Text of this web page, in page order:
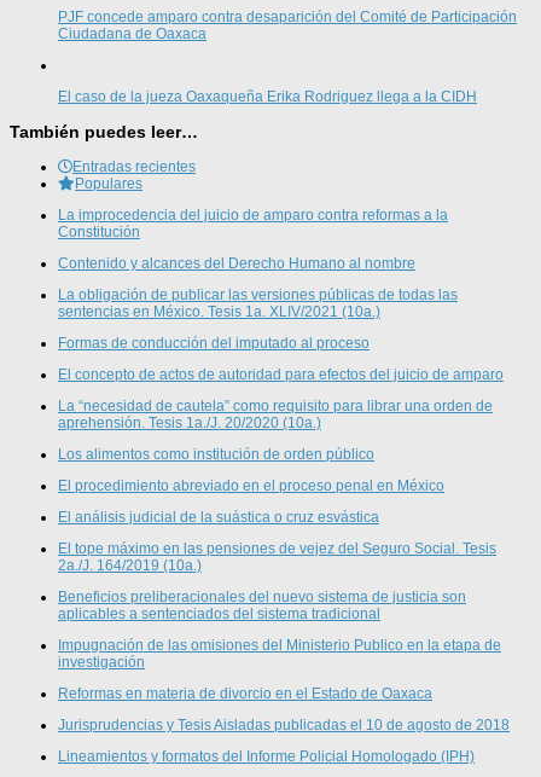
PJF concede amparo contra desaparición del Comité de Participación
Ciudadana de Oaxaca
El caso de la jueza Oaxaqueña Erika Rodriguez llega a la CIDH
También puedes leer…
Entradas recientes
Populares
La improcedencia del juicio de amparo contra reformas a la
Constitución
Contenido y alcances del Derecho Humano al nombre
La obligación de publicar las versiones públicas de todas las
sentencias en México. Tesis 1a. XLIV/2021 (10a.)
Formas de conducción del imputado al proceso
El concepto de actos de autoridad para efectos del juicio de amparo
La “necesidad de cautela” como requisito para librar una orden de
aprehensión. Tesis 1a./J. 20/2020 (10a.)
Los alimentos como institución de orden público
El procedimiento abreviado en el proceso penal en México
El análisis judicial de la suástica o cruz esvástica
El tope máximo en las pensiones de vejez del Seguro Social. Tesis
2a./J. 164/2019 (10a.)
Beneficios preliberacionales del nuevo sistema de justicia son
aplicables a sentenciados del sistema tradicional
Impugnación de las omisiones del Ministerio Publico en la etapa de
investigación
Reformas en materia de divorcio en el Estado de Oaxaca
Jurisprudencias y Tesis Aisladas publicadas el 10 de agosto de 2018
Lineamientos y formatos del Informe Policial Homologado (IPH)